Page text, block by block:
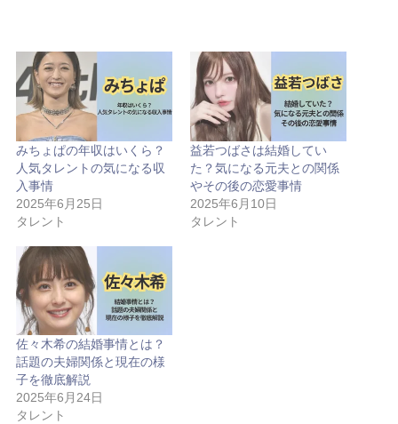
みちょぱの年収はいくら？
人気タレントの気になる収
入事情
2025年6月25日
タレント
益若つばさは結婚してい
た？気になる元夫との関係
やその後の恋愛事情
2025年6月10日
タレント
佐々木希の結婚事情とは？
話題の夫婦関係と現在の様
子を徹底解説
2025年6月24日
タレント